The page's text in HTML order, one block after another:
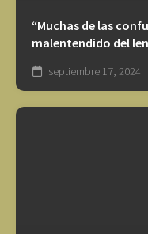
“Muchas de las
malentendido del
septiembre 17, 2024